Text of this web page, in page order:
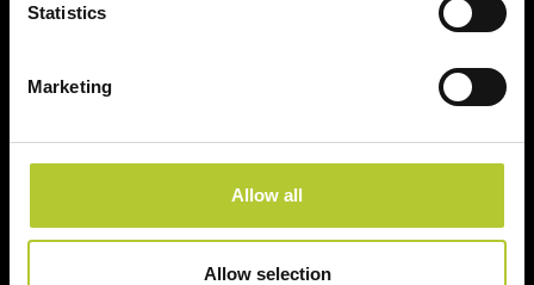
Statistics
Marketing
Allow all
Allow selection
Persiane